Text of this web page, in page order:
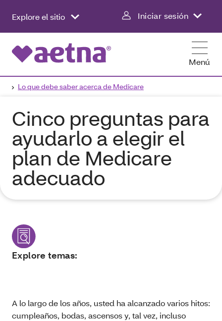
Explore el sitio Iniciar sesión
Menú
Lo que debe saber acerca de Medicare
Cinco preguntas para
ayudarlo a elegir el
plan de Medicare
adecuado
Explore temas:
A lo largo de los años, usted ha alcanzado varios hitos:
cumpleaños, bodas, ascensos y, tal vez, incluso